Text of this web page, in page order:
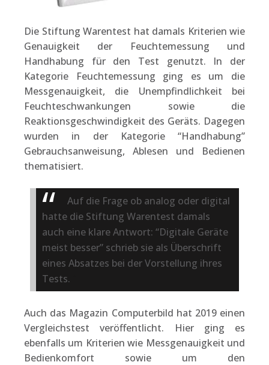
Die Stiftung Warentest hat damals Kriterien wie
Genauigkeit der Feuchtemessung und
Handhabung für den Test genutzt. In der
Kategorie Feuchtemessung ging es um die
Messgenauigkeit, die Unempfindlichkeit bei
Feuchteschwankungen sowie die
Reaktionsgeschwindigkeit des Geräts. Dagegen
wurden in der Kategorie “Handhabung”
Gebrauchsanweisung, Ablesen und Bedienen
thematisiert.
Auf die Frage ob analog oder digital
hatte die Stiftung Warentest damals
auch eine klare Antwort: “Digitale Geräte
meist besser” schrieb sie als Überschrift
eines Absatzes bei der Vorstellung ihres
Tests.
Auch das Magazin Computerbild hat 2019 einen
Vergleichstest veröffentlicht. Hier ging es
ebenfalls um Kriterien wie Messgenauigkeit und
Bedienkomfort sowie um den